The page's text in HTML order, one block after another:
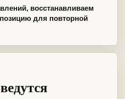
восстанавливаем
для повторной